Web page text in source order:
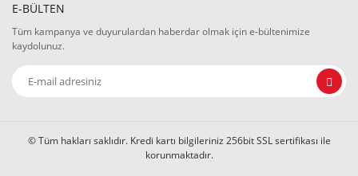
E-BÜLTEN
Tüm kampanya ve duyurulardan haberdar olmak için e-bültenimize
kaydolunuz.
© Tüm hakları saklıdır. Kredi kartı bilgileriniz 256bit SSL sertifikası ile
korunmaktadır.